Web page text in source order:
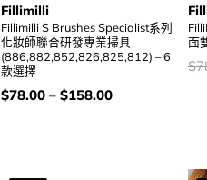
Fillimilli
Fillimilli S Brushes Specialist系列
化妝師聯合研發專業掃具
(886,882,852,826,825,812) – 6
款選擇
價
錢：
$78.00– $158.00
面
價
錢
$